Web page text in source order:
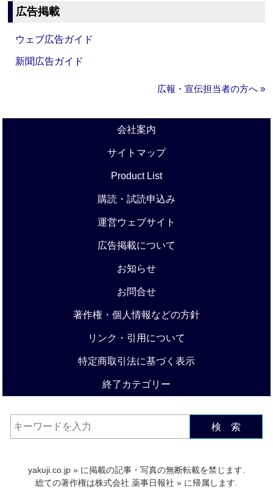
広告掲載
ウェブ広告ガイド
新聞広告ガイド
広報・宣伝担当者の方へ »
会社案内
サイトマップ
Product List
購読・試読申込み
運営ウェブサイト
広告掲載について
お知らせ
お問合せ
著作権・個人情報などの方針
リンク・引用について
特定商取引法に基づく表示
終了カテゴリー
検 索
yakuji.co.jp » に掲載の記事・写真の無断転載を禁じます.
総ての著作権は株式会社 薬事日報社 » に帰属します.